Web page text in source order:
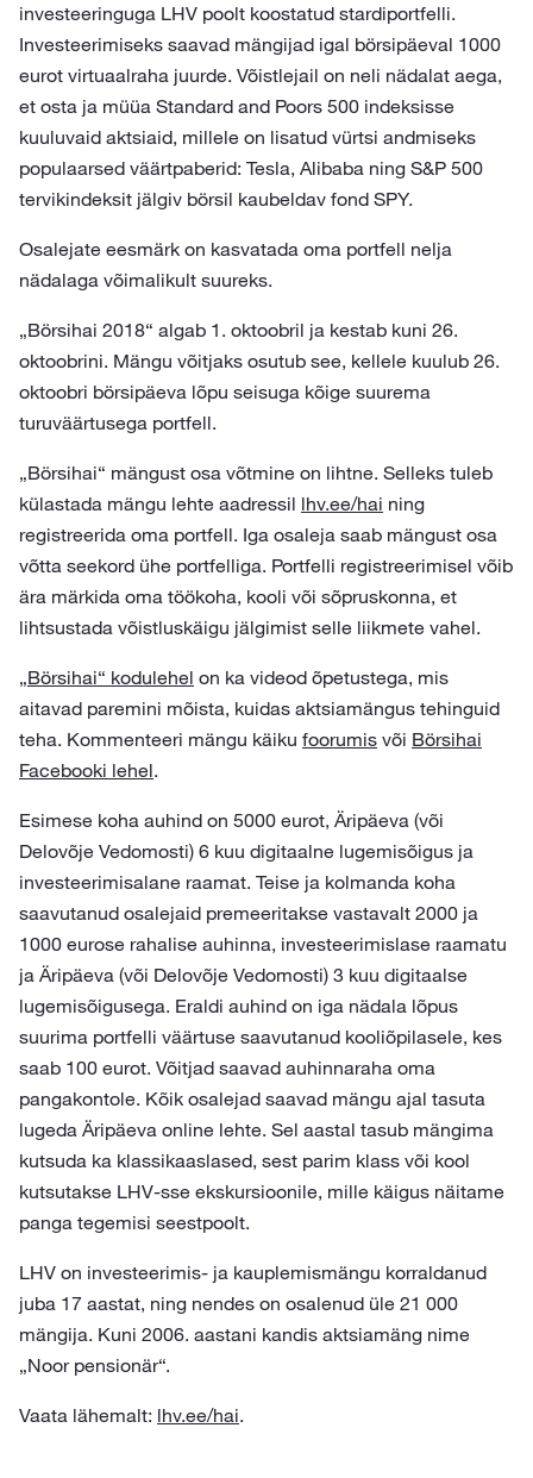
investeeringuga LHV poolt koostatud stardiportfelli.
Investeerimiseks saavad mängijad igal börsipäeval 1000
eurot virtuaalraha juurde. Võistlejail on neli nädalat aega,
et osta ja müüa Standard and Poors 500 indeksisse
kuuluvaid aktsiaid, millele on lisatud vürtsi andmiseks
populaarsed väärtpaberid: Tesla, Alibaba ning S&P 500
tervikindeksit jälgiv börsil kaubeldav fond SPY.
Osalejate eesmärk on kasvatada oma portfell nelja
nädalaga võimalikult suureks.
„Börsihai 2018“ algab 1. oktoobril ja kestab kuni 26.
oktoobrini. Mängu võitjaks osutub see, kellele kuulub 26.
oktoobri börsipäeva lõpu seisuga kõige suurema
turuväärtusega portfell.
„Börsihai“ mängust osa võtmine on lihtne. Selleks tuleb
külastada mängu lehte aadressil lhv.ee/hai ning
registreerida oma portfell. Iga osaleja saab mängust osa
võtta seekord ühe portfelliga. Portfelli registreerimisel võib
ära märkida oma töökoha, kooli või sõpruskonna, et
lihtsustada võistluskäigu jälgimist selle liikmete vahel.
„Börsihai“ kodulehel on ka videod õpetustega, mis
aitavad paremini mõista, kuidas aktsiamängus tehinguid
teha. Kommenteeri mängu käiku foorumis või Börsihai
Facebooki lehel.
Esimese koha auhind on 5000 eurot, Äripäeva (või
Delovõje Vedomosti) 6 kuu digitaalne lugemisõigus ja
investeerimisalane raamat. Teise ja kolmanda koha
saavutanud osalejaid premeeritakse vastavalt 2000 ja
1000 eurose rahalise auhinna, investeerimislase raamatu
ja Äripäeva (või Delovõje Vedomosti) 3 kuu digitaalse
lugemisõigusega. Eraldi auhind on iga nädala lõpus
suurima portfelli väärtuse saavutanud kooliõpilasele, kes
saab 100 eurot. Võitjad saavad auhinnaraha oma
pangakontole. Kõik osalejad saavad mängu ajal tasuta
lugeda Äripäeva online lehte. Sel aastal tasub mängima
kutsuda ka klassikaaslased, sest parim klass või kool
kutsutakse LHV-sse ekskursioonile, mille käigus näitame
panga tegemisi seestpoolt.
LHV on investeerimis- ja kauplemismängu korraldanud
juba 17 aastat, ning nendes on osalenud üle 21 000
mängija. Kuni 2006. aastani kandis aktsiamäng nime
„Noor pensionär“.
Vaata lähemalt: lhv.ee/hai.